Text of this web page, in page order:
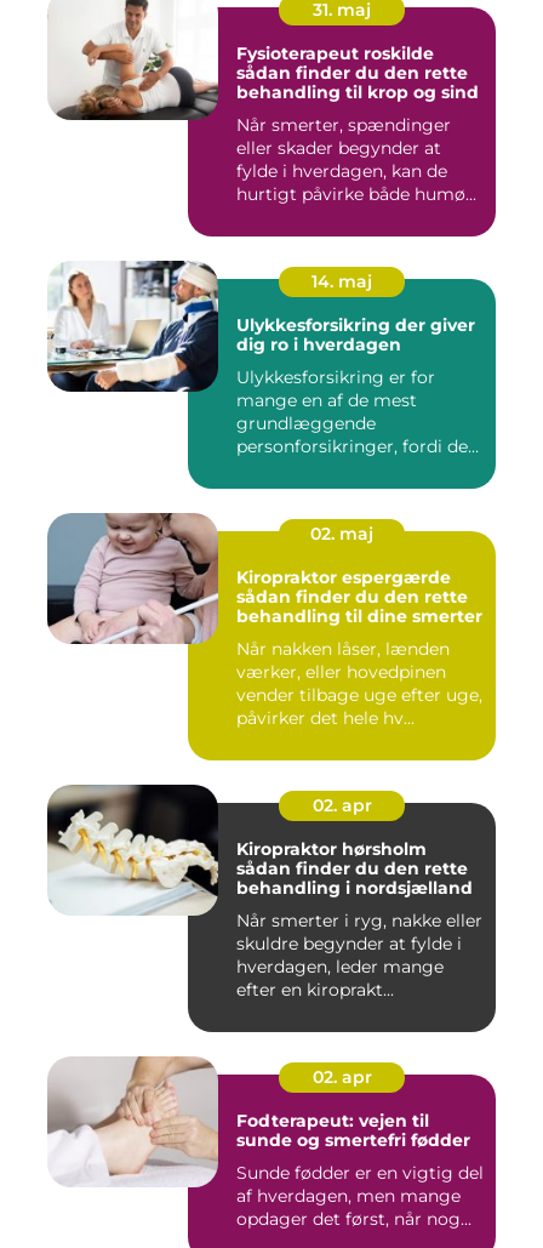
31. maj
Fysioterapeut roskilde
sådan finder du den rette
behandling til krop og sind
Når smerter, spændinger
eller skader begynder at
fylde i hverdagen, kan de
hurtigt påvirke både humø...
14. maj
Ulykkesforsikring der giver
dig ro i hverdagen
Ulykkesforsikring er for
mange en af de mest
grundlæggende
personforsikringer, fordi den
02. maj
Kiropraktor espergærde
sådan finder du den rette
behandling til dine smerter
Når nakken låser, lænden
værker, eller hovedpinen
vender tilbage uge efter uge,
påvirker det hele hv...
02. apr
Kiropraktor hørsholm
sådan finder du den rette
behandling i nordsjælland
Når smerter i ryg, nakke eller
skuldre begynder at fylde i
hverdagen, leder mange
efter en kiroprakt...
02. apr
Fodterapeut: vejen til
sunde og smertefri fødder
Sunde fødder er en vigtig del
af hverdagen, men mange
opdager det først, når nog...